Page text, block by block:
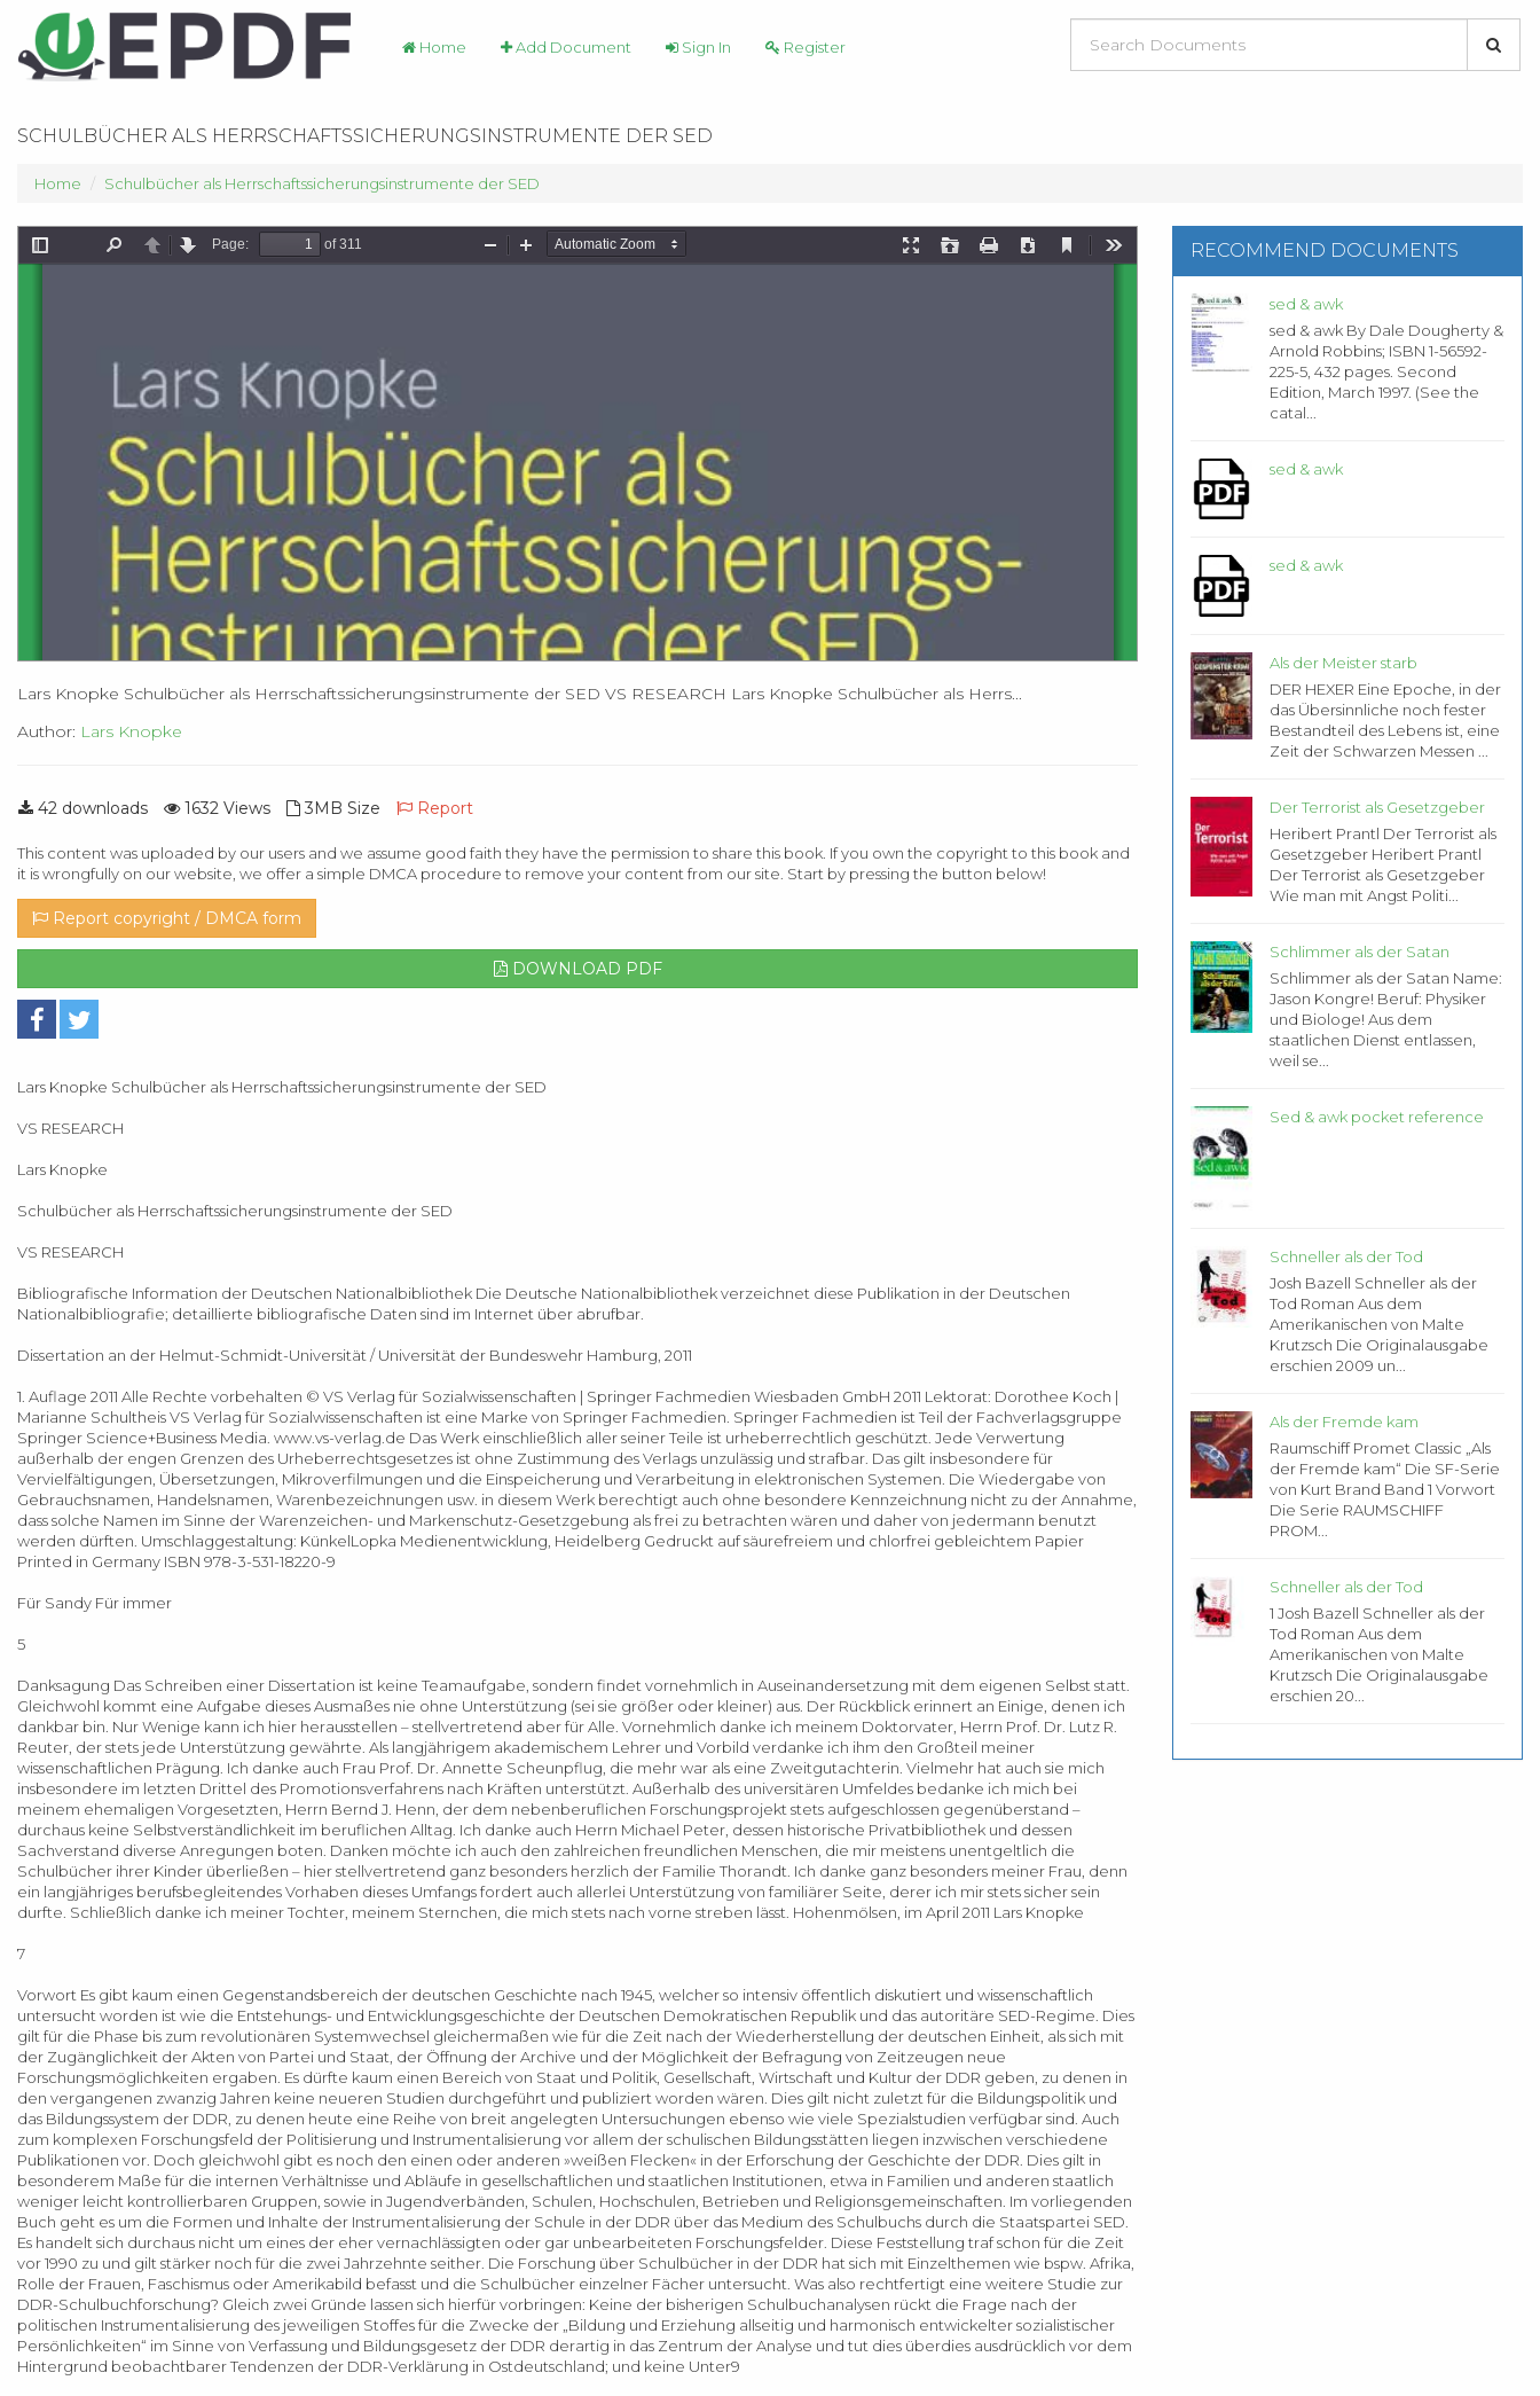
Home Add Document Sign In Register
SCHULBÜCHER ALS HERRSCHAFTSSICHERUNGSINSTRUMENTE DER SED
Home Schulbücher als Herrschaftssicherungsinstrumente der SED
Lars Knopke Schulbücher als Herrschaftssicherungsinstrumente der SED VS RESEARCH Lars Knopke Schulbücher als Herrs...
Author: Lars Knopke
42 downloads 1632 Views 3MB Size Report
This content was uploaded by our users and we assume good faith they have the permission to share this book. If you own the copyright to this book and
it is wrongfully on our website, we offer a simple DMCA procedure to remove your content from our site. Start by pressing the button below!
Report copyright / DMCA form
DOWNLOAD PDF
Lars Knopke Schulbücher als Herrschaftssicherungsinstrumente der SED
VS RESEARCH
Lars Knopke
Schulbücher als Herrschaftssicherungsinstrumente der SED
VS RESEARCH
Bibliografische Information der Deutschen Nationalbibliothek Die Deutsche Nationalbibliothek verzeichnet diese Publikation in der Deutschen
Nationalbibliografie; detaillierte bibliografische Daten sind im Internet über abrufbar.
Dissertation an der Helmut-Schmidt-Universität / Universität der Bundeswehr Hamburg, 2011
1. Auflage 2011 Alle Rechte vorbehalten © VS Verlag für Sozialwissenschaften | Springer Fachmedien Wiesbaden GmbH 2011 Lektorat: Dorothee Koch |
Marianne Schultheis VS Verlag für Sozialwissenschaften ist eine Marke von Springer Fachmedien. Springer Fachmedien ist Teil der Fachverlagsgruppe
Springer Science+Business Media. www.vs-verlag.de Das Werk einschließlich aller seiner Teile ist urheberrechtlich geschützt. Jede Verwertung
außerhalb der engen Grenzen des Urheberrechtsgesetzes ist ohne Zustimmung des Verlags unzulässig und strafbar. Das gilt insbesondere für
Vervielfältigungen, Übersetzungen, Mikroverfilmungen und die Einspeicherung und Verarbeitung in elektronischen Systemen. Die Wiedergabe von
Gebrauchsnamen, Handelsnamen, Warenbezeichnungen usw. in diesem Werk berechtigt auch ohne besondere Kennzeichnung nicht zu der Annahme,
dass solche Namen im Sinne der Warenzeichen- und Markenschutz-Gesetzgebung als frei zu betrachten wären und daher von jedermann benutzt
werden dürften. Umschlaggestaltung: KünkelLopka Medienentwicklung, Heidelberg Gedruckt auf säurefreiem und chlorfrei gebleichtem Papier
Printed in Germany ISBN 978-3-531-18220-9
Für Sandy Für immer
5
Danksagung Das Schreiben einer Dissertation ist keine Teamaufgabe, sondern findet vornehmlich in Auseinandersetzung mit dem eigenen Selbst statt.
Gleichwohl kommt eine Aufgabe dieses Ausmaßes nie ohne Unterstützung (sei sie größer oder kleiner) aus. Der Rückblick erinnert an Einige, denen ich
dankbar bin. Nur Wenige kann ich hier herausstellen – stellvertretend aber für Alle. Vornehmlich danke ich meinem Doktorvater, Herrn Prof. Dr. Lutz R.
Reuter, der stets jede Unterstützung gewährte. Als langjährigem akademischem Lehrer und Vorbild verdanke ich ihm den Großteil meiner
wissenschaftlichen Prägung. Ich danke auch Frau Prof. Dr. Annette Scheunpflug, die mehr war als eine Zweitgutachterin. Vielmehr hat auch sie mich
insbesondere im letzten Drittel des Promotionsverfahrens nach Kräften unterstützt. Außerhalb des universitären Umfeldes bedanke ich mich bei
meinem ehemaligen Vorgesetzten, Herrn Bernd J. Henn, der dem nebenberuflichen Forschungsprojekt stets aufgeschlossen gegenüberstand –
durchaus keine Selbstverständlichkeit im beruflichen Alltag. Ich danke auch Herrn Michael Peter, dessen historische Privatbibliothek und dessen
Sachverstand diverse Anregungen boten. Danken möchte ich auch den zahlreichen freundlichen Menschen, die mir meistens unentgeltlich die
Schulbücher ihrer Kinder überließen – hier stellvertretend ganz besonders herzlich der Familie Thorandt. Ich danke ganz besonders meiner Frau, denn
ein langjähriges berufsbegleitendes Vorhaben dieses Umfangs fordert auch allerlei Unterstützung von familiärer Seite, derer ich mir stets sicher sein
durfte. Schließlich danke ich meiner Tochter, meinem Sternchen, die mich stets nach vorne streben lässt. Hohenmölsen, im April 2011 Lars Knopke
7
Vorwort Es gibt kaum einen Gegenstandsbereich der deutschen Geschichte nach 1945, welcher so intensiv öffentlich diskutiert und wissenschaftlich
untersucht worden ist wie die Entstehungs- und Entwicklungsgeschichte der Deutschen Demokratischen Republik und das autoritäre SED-Regime. Dies
gilt für die Phase bis zum revolutionären Systemwechsel gleichermaßen wie für die Zeit nach der Wiederherstellung der deutschen Einheit, als sich mit
der Zugänglichkeit der Akten von Partei und Staat, der Öffnung der Archive und der Möglichkeit der Befragung von Zeitzeugen neue
Forschungsmöglichkeiten ergaben. Es dürfte kaum einen Bereich von Staat und Politik, Gesellschaft, Wirtschaft und Kultur der DDR geben, zu denen in
den vergangenen zwanzig Jahren keine neueren Studien durchgeführt und publiziert worden wären. Dies gilt nicht zuletzt für die Bildungspolitik und
das Bildungssystem der DDR, zu denen heute eine Reihe von breit angelegten Untersuchungen ebenso wie viele Spezialstudien verfügbar sind. Auch
zum komplexen Forschungsfeld der Politisierung und Instrumentalisierung vor allem der schulischen Bildungsstätten liegen inzwischen verschiedene
Publikationen vor. Doch gleichwohl gibt es noch den einen oder anderen »weißen Flecken« in der Erforschung der Geschichte der DDR. Dies gilt in
besonderem Maße für die internen Verhältnisse und Abläufe in gesellschaftlichen und staatlichen Institutionen, etwa in Familien und anderen staatlich
weniger leicht kontrollierbaren Gruppen, sowie in Jugendverbänden, Schulen, Hochschulen, Betrieben und Religionsgemeinschaften. Im vorliegenden
Buch geht es um die Formen und Inhalte der Instrumentalisierung der Schule in der DDR über das Medium des Schulbuchs durch die Staatspartei SED.
Es handelt sich durchaus nicht um eines der eher vernachlässigten oder gar unbearbeiteten Forschungsfelder. Diese Feststellung traf schon für die Zeit
vor 1990 zu und gilt stärker noch für die zwei Jahrzehnte seither. Die Forschung über Schulbücher in der DDR hat sich mit Einzelthemen wie bspw. Afrika,
Rolle der Frauen, Faschismus oder Amerikabild befasst und die Schulbücher einzelner Fächer untersucht. Was also rechtfertigt eine weitere Studie zur
DDR-Schulbuchforschung? Gleich zwei Gründe lassen sich hierfür vorbringen: Keine der bisherigen Schulbuchanalysen rückt die Frage nach der
politischen Instrumentalisierung des jeweiligen Stoffes für die Zwecke der „Bildung und Erziehung allseitig und harmonisch entwickelter sozialistischer
Persönlichkeiten“ im Sinne von Verfassung und Bildungsgesetz der DDR derartig in das Zentrum der Analyse und tut dies überdies ausdrücklich vor dem
Hintergrund beobachtbarer Tendenzen der DDR-Verklärung in Ostdeutschland; und keine Unter9
RECOMMEND DOCUMENTS
sed & awk
sed & awk By Dale Dougherty &
Arnold Robbins; ISBN 1-56592-
225-5, 432 pages. Second
Edition, March 1997. (See the
catal...
sed & awk
sed & awk
Als der Meister starb
DER HEXER Eine Epoche, in der
das Übersinnliche noch fester
Bestandteil des Lebens ist, eine
Zeit der Schwarzen Messen ...
Der Terrorist als Gesetzgeber
Heribert Prantl Der Terrorist als
Gesetzgeber Heribert Prantl
Der Terrorist als Gesetzgeber
Wie man mit Angst Politi...
Schlimmer als der Satan
Schlimmer als der Satan Name:
Jason Kongre! Beruf: Physiker
und Biologe! Aus dem
staatlichen Dienst entlassen,
weil se...
Sed & awk pocket reference
Schneller als der Tod
Josh Bazell Schneller als der
Tod Roman Aus dem
Amerikanischen von Malte
Krutzsch Die Originalausgabe
erschien 2009 un...
Als der Fremde kam
Raumschiff Promet Classic „Als
der Fremde kam“ Die SF-Serie
von Kurt Brand Band 1 Vorwort
Die Serie RAUMSCHIFF
PROM...
Schneller als der Tod
1 Josh Bazell Schneller als der
Tod Roman Aus dem
Amerikanischen von Malte
Krutzsch Die Originalausgabe
erschien 20...